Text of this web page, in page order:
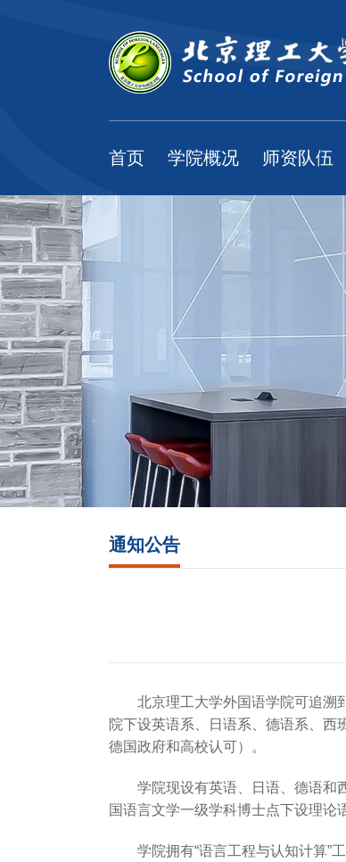
首页 学院概况 师资队伍
通知公告
北京理工大学外国语学院可追溯
院下设英语系、日语系、德语系、西
德国政府和高校认可）。
学院现设有英语、日语、德语和
国语言文学一级学科博士点下设理论
学院拥有“语言工程与认知计算